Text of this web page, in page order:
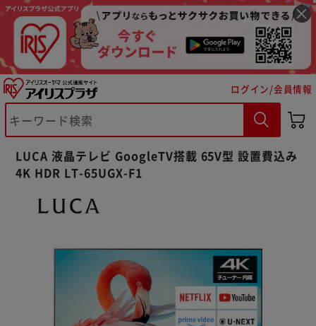
ログイン/会員情報
LUCA 液晶テレビ GoogleTV搭載 65V型 設置費込み
4K HDR LT-65UGX-F1